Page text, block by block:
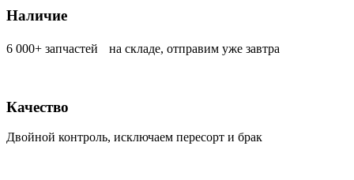
Наличие
6 000+ запчастей на складе, отправим уже завтра
Качество
Двойной контроль, исключаем пересорт и брак